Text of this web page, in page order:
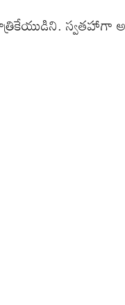
స్వతహాగా